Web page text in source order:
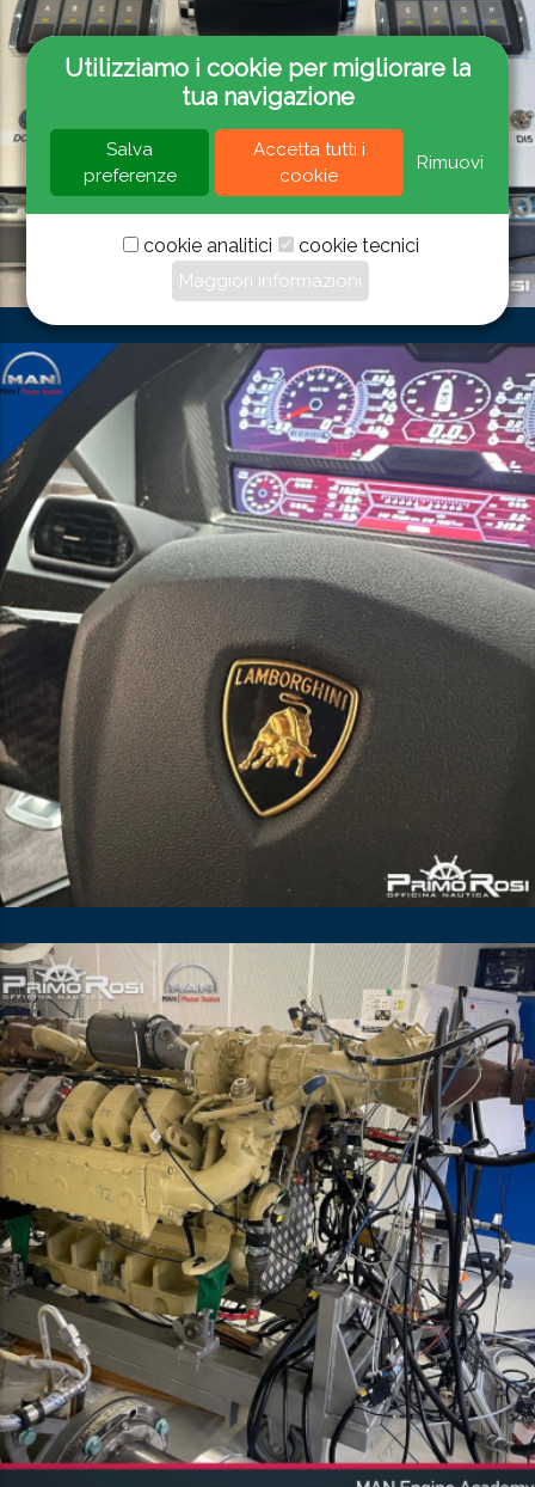
Utilizziamo i cookie per migliorare la
tua navigazione
Salva
preferenze
Accetta tutti i
cookie
Rimuovi
cookie analitici cookie tecnici
Maggiori informazioni